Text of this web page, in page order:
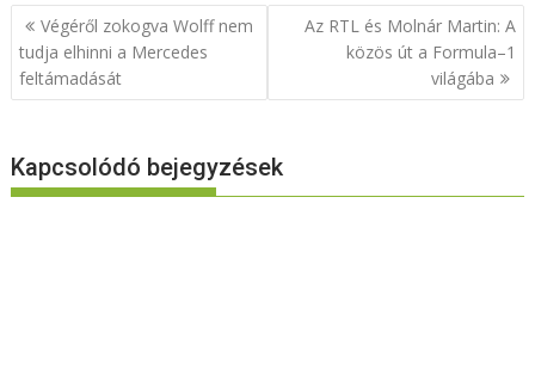
Bejegyzés
navigáció
Végéről zokogva Wolff nem
tudja elhinni a Mercedes
feltámadását
Az RTL és Molnár Martin: A
közös út a Formula–1
világába
Kapcsolódó bejegyzések